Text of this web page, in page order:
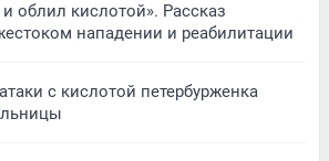
облил кислотой». Рассказ
нападении и реабилитации
с кислотой петербурженка